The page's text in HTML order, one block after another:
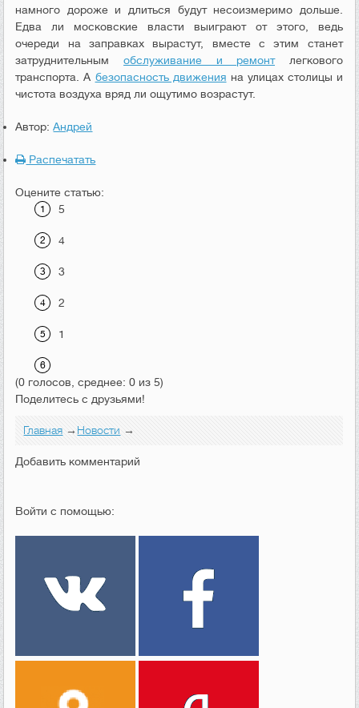
намного дороже и длиться будут несоизмеримо дольше.
Едва ли московские власти выиграют от этого, ведь
очереди на заправках вырастут, вместе с этим станет
затруднительным обслуживание и ремонтлегкового
транспорта. А безопасность движения на улицах столицы и
чистота воздуха вряд ли ощутимо возрастут.
Автор:Андрей
Распечатать
Оцените статью:
5
4
3
2
1
(0 голосов, среднее: 0 из 5)
Поделитесь с друзьями!
Главная →Новости →
Добавить комментарий
Войти с помощью: